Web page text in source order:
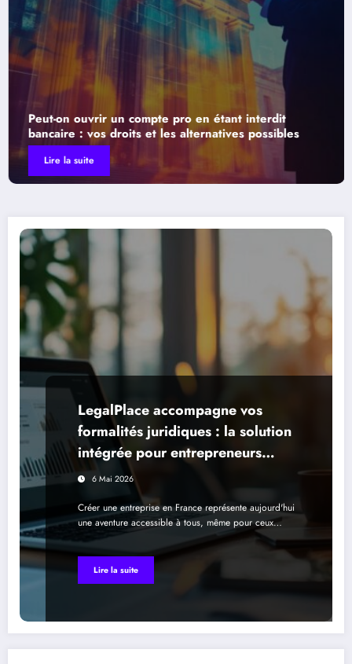
pro en étant interdit
et les alternatives possibles
LegalPlace
solution intégrée
LegalPlace accompagne vos
formalités juridiques : la solution
intégrée pour entrepreneurs
novices
6 Mai 2026
Créer une entreprise en France représente aujourd'hui
une aventure accessible à tous, même pour ceux…
Lire la suite